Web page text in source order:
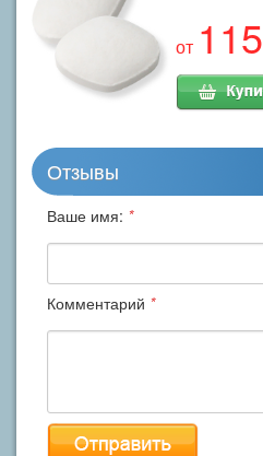
от 115
Отзывы
Ваше имя: *
Комментарий *